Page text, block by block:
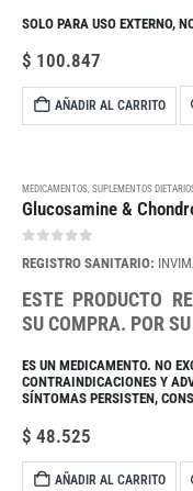
SOLO PARA USO EXTERNO,
$ 100.847
AÑADIR AL CARRITO
MEDICAMENTOS SUPLEMENTOS
Glucosamine &
REGISTRO SANITARIO:
ESTE PRODUCTO
SU COMPRA. POR
ES UN MEDICAMENTO. NO
CONTRAINDICACIONES Y
SÍNTOMAS PERSISTEN,
$ 48.525
AÑADIR AL CARRITO